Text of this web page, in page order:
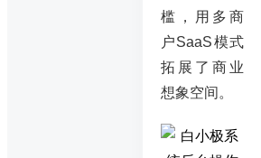
槛，用多商
户SaaS模式
拓展了商业
想象空间。